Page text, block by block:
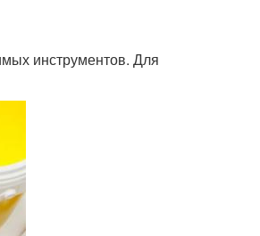
инструментов. Для